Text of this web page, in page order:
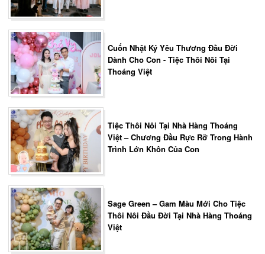
Cuốn Nhật Ký Yêu Thương Đầu Đời
Dành Cho Con - Tiệc Thôi Nôi Tại
Thoáng Việt
Tiệc Thôi Nôi Tại Nhà Hàng Thoáng
Việt – Chương Đầu Rực Rỡ Trong Hành
Trình Lớn Khôn Của Con
Sage Green – Gam Màu Mới Cho Tiệc
Thôi Nôi Đầu Đời Tại Nhà Hàng Thoáng
Việt